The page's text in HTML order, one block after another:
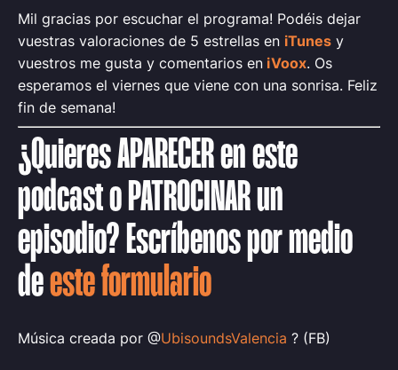
Mil gracias por escuchar el programa! Podéis dejar
vuestras valoraciones de 5 estrellas en iTunes y
vuestros me gusta y comentarios en iVoox. Os
esperamos el viernes que viene con una sonrisa. Feliz
fin de semana!
¿Quieres APARECER en este
podcast o PATROCINAR un
episodio? Escríbenos por medio
deeste formulario
Música creada por @UbisoundsValencia ? (FB)